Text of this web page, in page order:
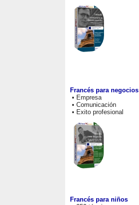
Francés para negocios
• Empresa
• Comunicación
• Exito profesional
Francés para niños